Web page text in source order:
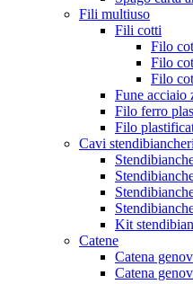
Fili multiuso
Fili cotti
Filo
Filo
Filo
Fune acciaio
Filo ferro
Filo
Cavi
Kit
Catene
Catena
Catena